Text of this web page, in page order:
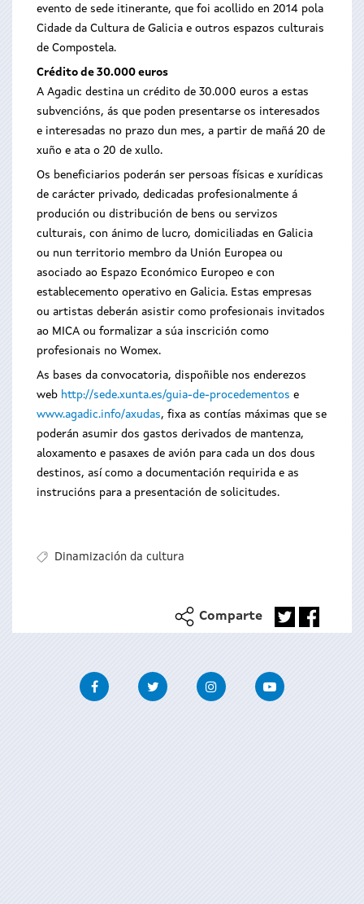
evento de sede itinerante, que foi acollido en 2014 pola
Cidade da Cultura de Galicia e outros espazos culturais
de Compostela.
Crédito de 30.000 euros
A Agadic destina un crédito de 30.000 euros a estas
subvencións, ás que poden presentarse os interesados
e interesadas no prazo dun mes, a partir de mañá 20 de
xuño e ata o 20 de xullo.
Os beneficiarios poderán ser persoas físicas e xurídicas
de carácter privado, dedicadas profesionalmente á
produción ou distribución de bens ou servizos
culturais, con ánimo de lucro, domiciliadas en Galicia
ou nun territorio membro da Unión Europea ou
asociado ao Espazo Económico Europeo e con
establecemento operativo en Galicia. Estas empresas
ou artistas deberán asistir como profesionais invitados
ao MICA ou formalizar a súa inscrición como
profesionais no Womex.
As bases da convocatoria, dispoñible nos enderezos
web http://sede.xunta.es/guia-de-procedementos e
www.agadic.info/axudas, fixa as contías máximas que se
poderán asumir dos gastos derivados de mantenza,
aloxamento e pasaxes de avión para cada un dos dous
destinos, así como a documentación requirida e as
instrucións para a presentación de solicitudes.
Dinamización da cultura
Comparte
FacebookTwitter InstagramYoutube